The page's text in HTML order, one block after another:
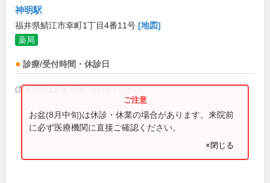
神明駅
福井県鯖江市幸町1丁目4番11号 [地図]
薬局
診療/受付時間・休診日
(営業時間は直接お問い合わせください)
お盆(8月中旬)は休診・休業の場合があります。来院前
に必ず医療機関に直接ご確認ください。
×閉じる